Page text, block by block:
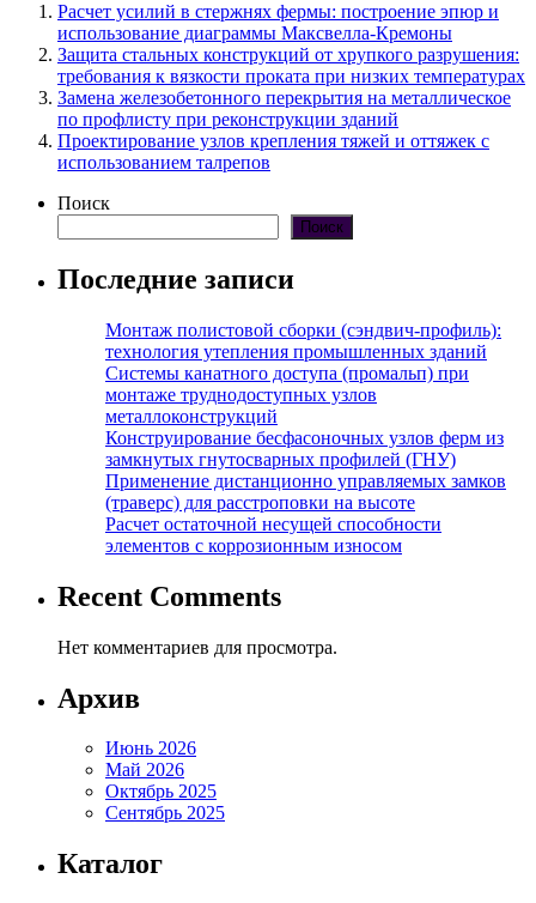
Расчет усилий в стержнях фермы: построение эпюр и
использование диаграммы Максвелла-Кремоны
Защита стальных конструкций от хрупкого разрушения:
требования к вязкости проката при низких температурах
Замена железобетонного перекрытия на металлическое
по профлисту при реконструкции зданий
Проектирование узлов крепления тяжей и оттяжек с
использованием талрепов
Поиск
Поиск
Последние записи
Монтаж полистовой сборки (сэндвич-профиль):
технология утепления промышленных зданий
Системы канатного доступа (промальп) при
монтаже труднодоступных узлов
металлоконструкций
Конструирование бесфасоночных узлов ферм из
замкнутых гнутосварных профилей (ГНУ)
Применение дистанционно управляемых замков
(траверс) для расстроповки на высоте
Расчет остаточной несущей способности
элементов с коррозионным износом
Recent Comments
Нет комментариев для просмотра.
Архив
Июнь 2026
Май 2026
Октябрь 2025
Сентябрь 2025
Каталог